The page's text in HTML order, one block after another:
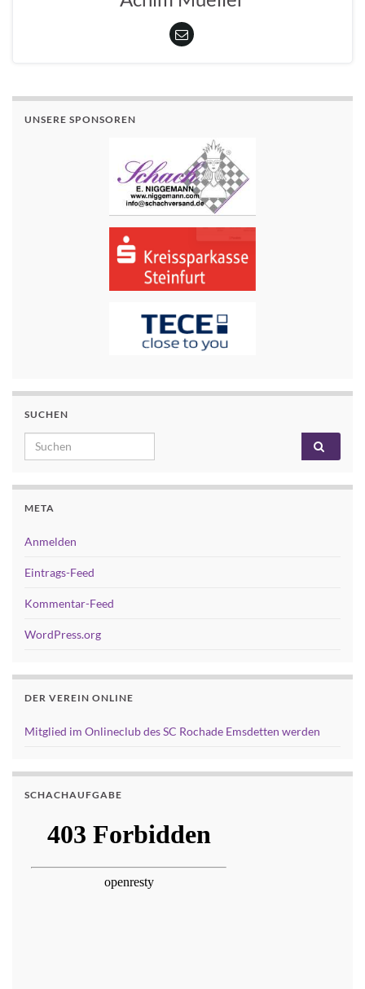
UNSERE SPONSOREN
SUCHEN
Search for:
META
Anmelden
Eintrags-Feed
Kommentar-Feed
WordPress.org
DER VEREIN ONLINE
Mitglied im Onlineclub des SC Rochade Emsdetten werden
SCHACHAUFGABE